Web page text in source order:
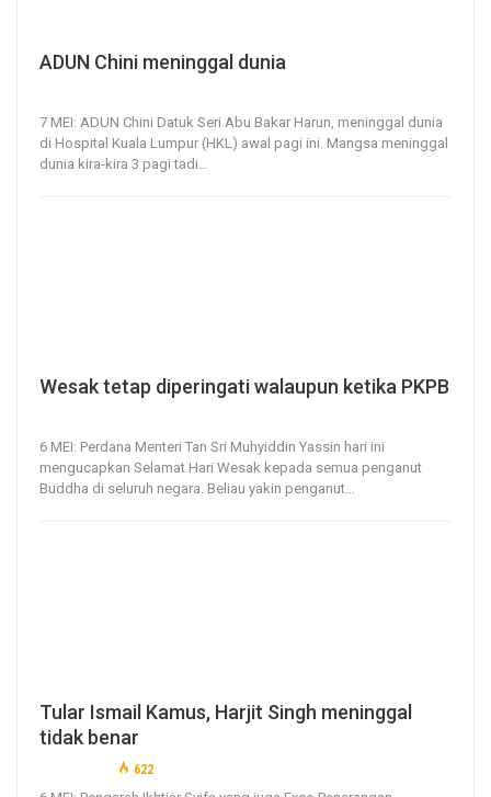
ADUN Chini meninggal dunia
7 MEI: ADUN Chini Datuk Seri Abu Bakar Harun, meninggal dunia
di Hospital Kuala Lumpur (HKL) awal pagi ini. Mangsa meninggal
dunia kira-kira 3 pagi tadi
Wesak tetap diperingati walaupun ketika PKPB
6 MEI: Perdana Menteri Tan Sri Muhyiddin Yassin hari ini
mengucapkan Selamat Hari Wesak kepada semua penganut
Buddha di seluruh negara. Beliau yakin penganut…
Tular Ismail Kamus, Harjit Singh meninggal
tidak benar
622